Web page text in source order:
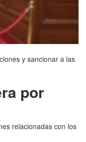
y sancionar a las
por
relacionadas con los